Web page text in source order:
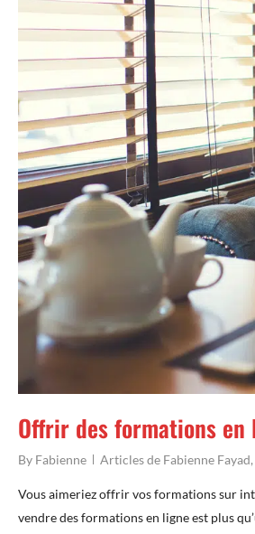
Offrir des formations en
By Fabienne Articles de Fabienne Fayad,
Vous aimeriez offrir vos formations sur
vendre des formations en ligne est plus